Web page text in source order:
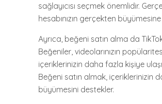
sağlayıcısı seçmek önemlidir.
hesabınızın gerçekten
Ayrıca, beğeni satın alma da
Beğeniler, videolarınızın
içeriklerinizin daha fazla kişiye
Beğeni satın almak, içeriklerinizin
büyümesini destekler.